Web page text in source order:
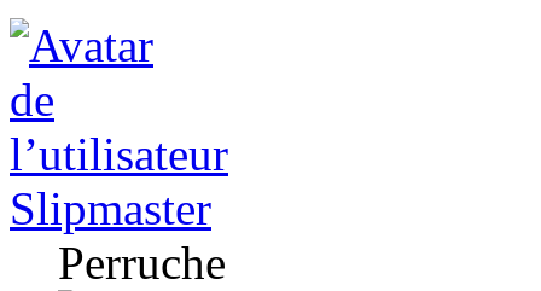
Slipmaster
Perruche